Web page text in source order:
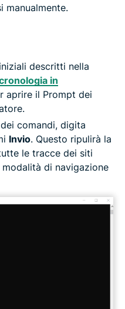
manualmente.
descritti nella
in
aprire il Prompt dei
comandi, digita
Invio. Questo ripulirà la
le tracce dei siti
di navigazione